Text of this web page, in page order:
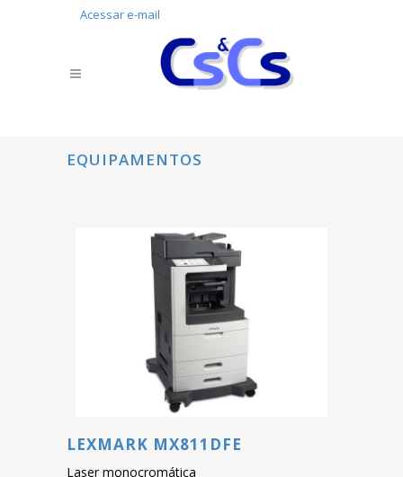
Acessar e-mail
EQUIPAMENTOS
LEXMARK MX811DFE
Laser monocromática